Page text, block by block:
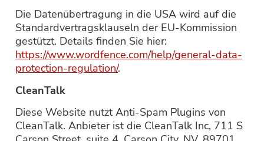
Die Datenübertragung in die USA wird auf die
Standardvertragsklauseln der EU-Kommission
gestützt. Details finden Sie hier:
https://www.wordfence.com/help/general-data-
protection-regulation/.
CleanTalk
Diese Website nutzt Anti-Spam Plugins von
CleanTalk. Anbieter ist die CleanTalk Inc, 711 S